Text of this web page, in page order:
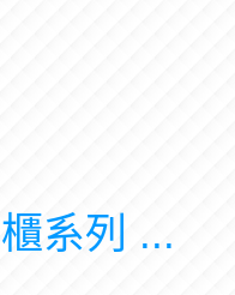
系列 ...